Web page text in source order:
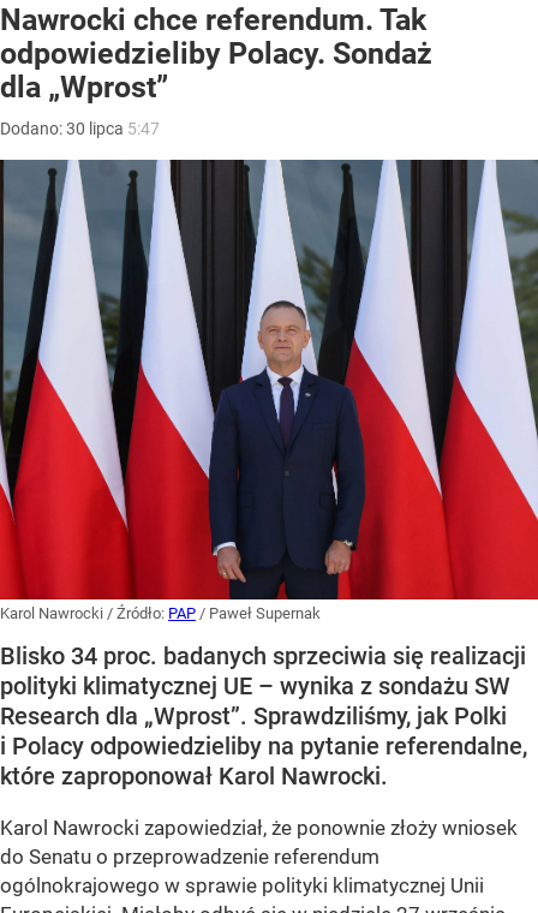
Nawrocki chce referendum. Tak
odpowiedzieliby Polacy. Sondaż
dla „Wprost”
Dodano:30 lipca 5:47
Karol Nawrocki / Źródło: PAP / Paweł Supernak
Blisko 34 proc. badanych sprzeciwia się realizacji
polityki klimatycznej UE – wynika z sondażu SW
Research dla „Wprost”. Sprawdziliśmy, jak Polki
i Polacy odpowiedzieliby na pytanie referendalne,
które zaproponował Karol Nawrocki.
Karol Nawrocki zapowiedział, że ponownie złoży wniosek
do Senatu o przeprowadzenie referendum
ogólnokrajowego w sprawie polityki klimatycznej Unii